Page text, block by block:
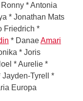
* Antonia
* Jonathan Mats
Friedrich *
* DanaeAmari
* Joris
* Aurelie *
Jayden-Tyrell *
Europa